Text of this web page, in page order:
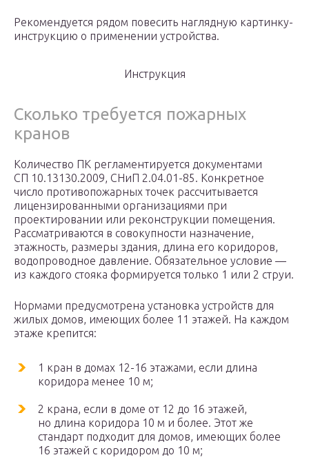
Рекомендуется рядом повесить наглядную картинку-
инструкцию о применении устройства.
Инструкция
Сколько требуется пожарных
кранов
Количество ПК регламентируется документами
СП 10.13130.2009, СНиП 2.04.01-85. Конкретное
число противопожарных точек рассчитывается
лицензированными организациями при
проектировании или реконструкции помещения.
Рассматриваются в совокупности назначение,
этажность, размеры здания, длина его коридоров,
водопроводное давление. Обязательное условие —
из каждого стояка формируется только 1 или 2 струи.
Нормами предусмотрена установка устройств для
жилых домов, имеющих более 11 этажей. На каждом
этаже крепится:
1 кран в домах 12-16 этажами, если длина
коридора менее 10 м;
2 крана, если в доме от 12 до 16 этажей,
но длина коридора 10 м и более. Этот же
стандарт подходит для домов, имеющих более
16 этажей с коридором до 10 м;